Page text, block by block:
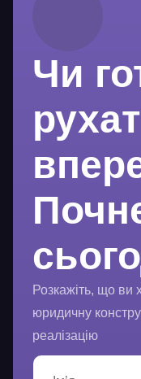
Чи
Розкажіть, що ви
юридичну
реалізацію
І